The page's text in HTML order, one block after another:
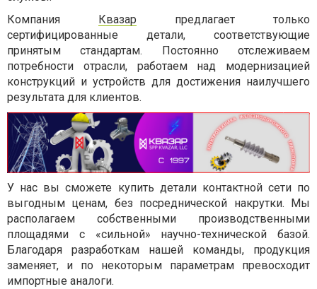
Компания Квазар предлагает только
сертифицированные детали, соответствующие
принятым стандартам. Постоянно отслеживаем
потребности отрасли, работаем над модернизацией
конструкций и устройств для достижения наилучшего
результата для клиентов.
У нас вы сможете купить детали контактной сети по
выгодным ценам, без посреднической накрутки. Мы
располагаем собственными производственными
площадями с «сильной» научно-технической базой.
Благодаря разработкам нашей команды, продукция
заменяет, и по некоторым параметрам превосходит
импортные аналоги.